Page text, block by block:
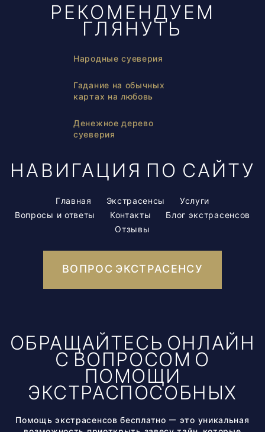
РЕКОМЕНДУЕМ
ГЛЯНУТЬ
Народные суеверия
Гадание на обычных
картах на любовь
Денежное дерево
суеверия
НАВИГАЦИЯ ПО САЙТУ
Главная Экстрасенсы
Услуги
Вопросы и ответы
Контакты
Блог экстрасенсов
Отзывы
ВОПРОС ЭКСТРАСЕНСУ
ОБРАЩАЙТЕСЬ ОНЛАЙН
С ВОПРОСОМ О
ПОМОЩИ
ЭКСТРАСПОСОБНЫХ
Помощь экстрасенсов бесплатно — это уникальная